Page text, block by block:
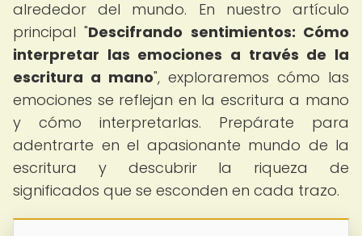
alrededor del mundo. En nuestro artículo
principal "Descifrando sentimientos: Cómo
interpretar las emociones a través de la
escritura a mano", exploraremos cómo las
emociones se reflejan en la escritura a mano
y cómo interpretarlas. Prepárate para
adentrarte en el apasionante mundo de la
escritura y descubrir la riqueza de
significados que se esconden en cada trazo.